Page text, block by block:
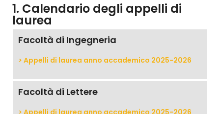
1. Calendario degli appelli di
laurea
Facoltà di Ingegneria
> Appelli di laurea anno accademico 2025-2026
Facoltà di Lettere
> Appelli di laurea anno accademico 2025-2026